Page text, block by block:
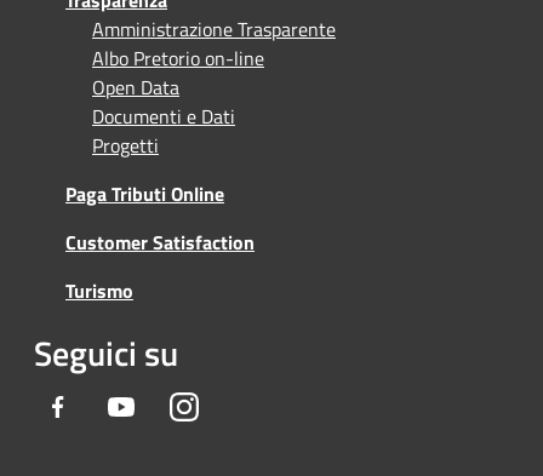
Amministrazione Trasparente
Albo Pretorio on-line
Open Data
Documenti e Dati
Progetti
Paga Tributi Online
Customer Satisfaction
Turismo
Seguici su
Facebook YoutubeInstagram